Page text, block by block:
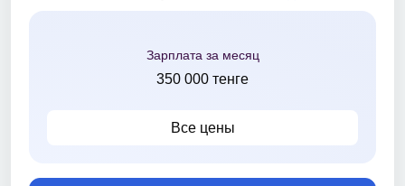
Зарплата за месяц
350 000 тенге
Все цены